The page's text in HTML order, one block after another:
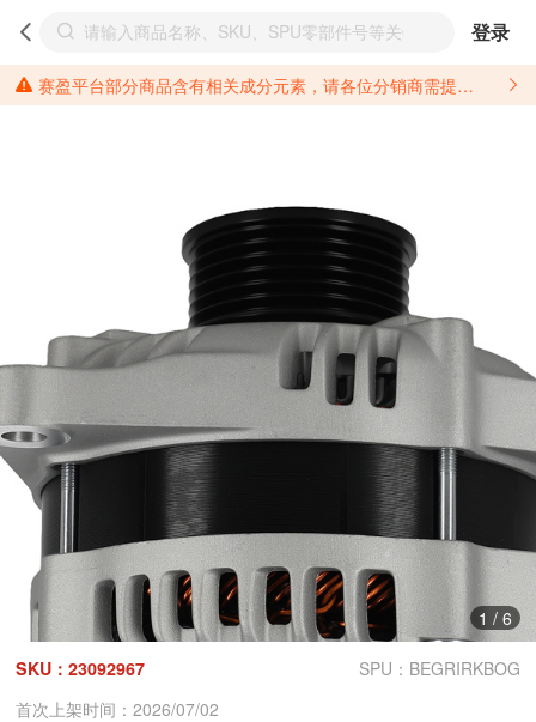
登录
赛盈平台部分商品含有相关成分元素，请各位分销商需提前了解产品材质情况，并针对其做好相关的风险把控，以免造成不必要的损失。 *美国加州65法案进一步规定了对于仅包含致癌物质，仅包含致生殖毒性物质，同时包含致癌物质和致生殖毒性物质，亦或是包含某一物质即为致癌物质又为致生殖毒性物质的产品的警示标语要求。 *新法案提供的警示标语修订并不是强制实施的，其只是避免昂贵诉讼的一种有效的方法。只要企业在保证其使用的另外的警示标语是“清晰和合理”并符合加州65法案要求的，那也是可以被接受的。*请充分了解第三方销售平台对商品上架规要求，并根据对应平台规则调整相关商品信息后进行上架，以免造成您不必要损失。 汽配产品上架注意事项： 不同第三方平台对于适配车型等信息的填写要求各有不同。例如：亚马逊明确禁止在产品标题、卖点和描述中直接使用适配车型的年份、品牌和型号信息；请您仔细研究并熟悉所销售平台关于汽配产品上架销售的具体规则，如果因上架的汽配产品信息填写不符合所销售平台要求，产生违规/侵权等问题所造成的损失需您自行承担。
1 / 6
SKU：23092967
SPU：BEGRIRKBOG
首次上架时间：2026/07/02